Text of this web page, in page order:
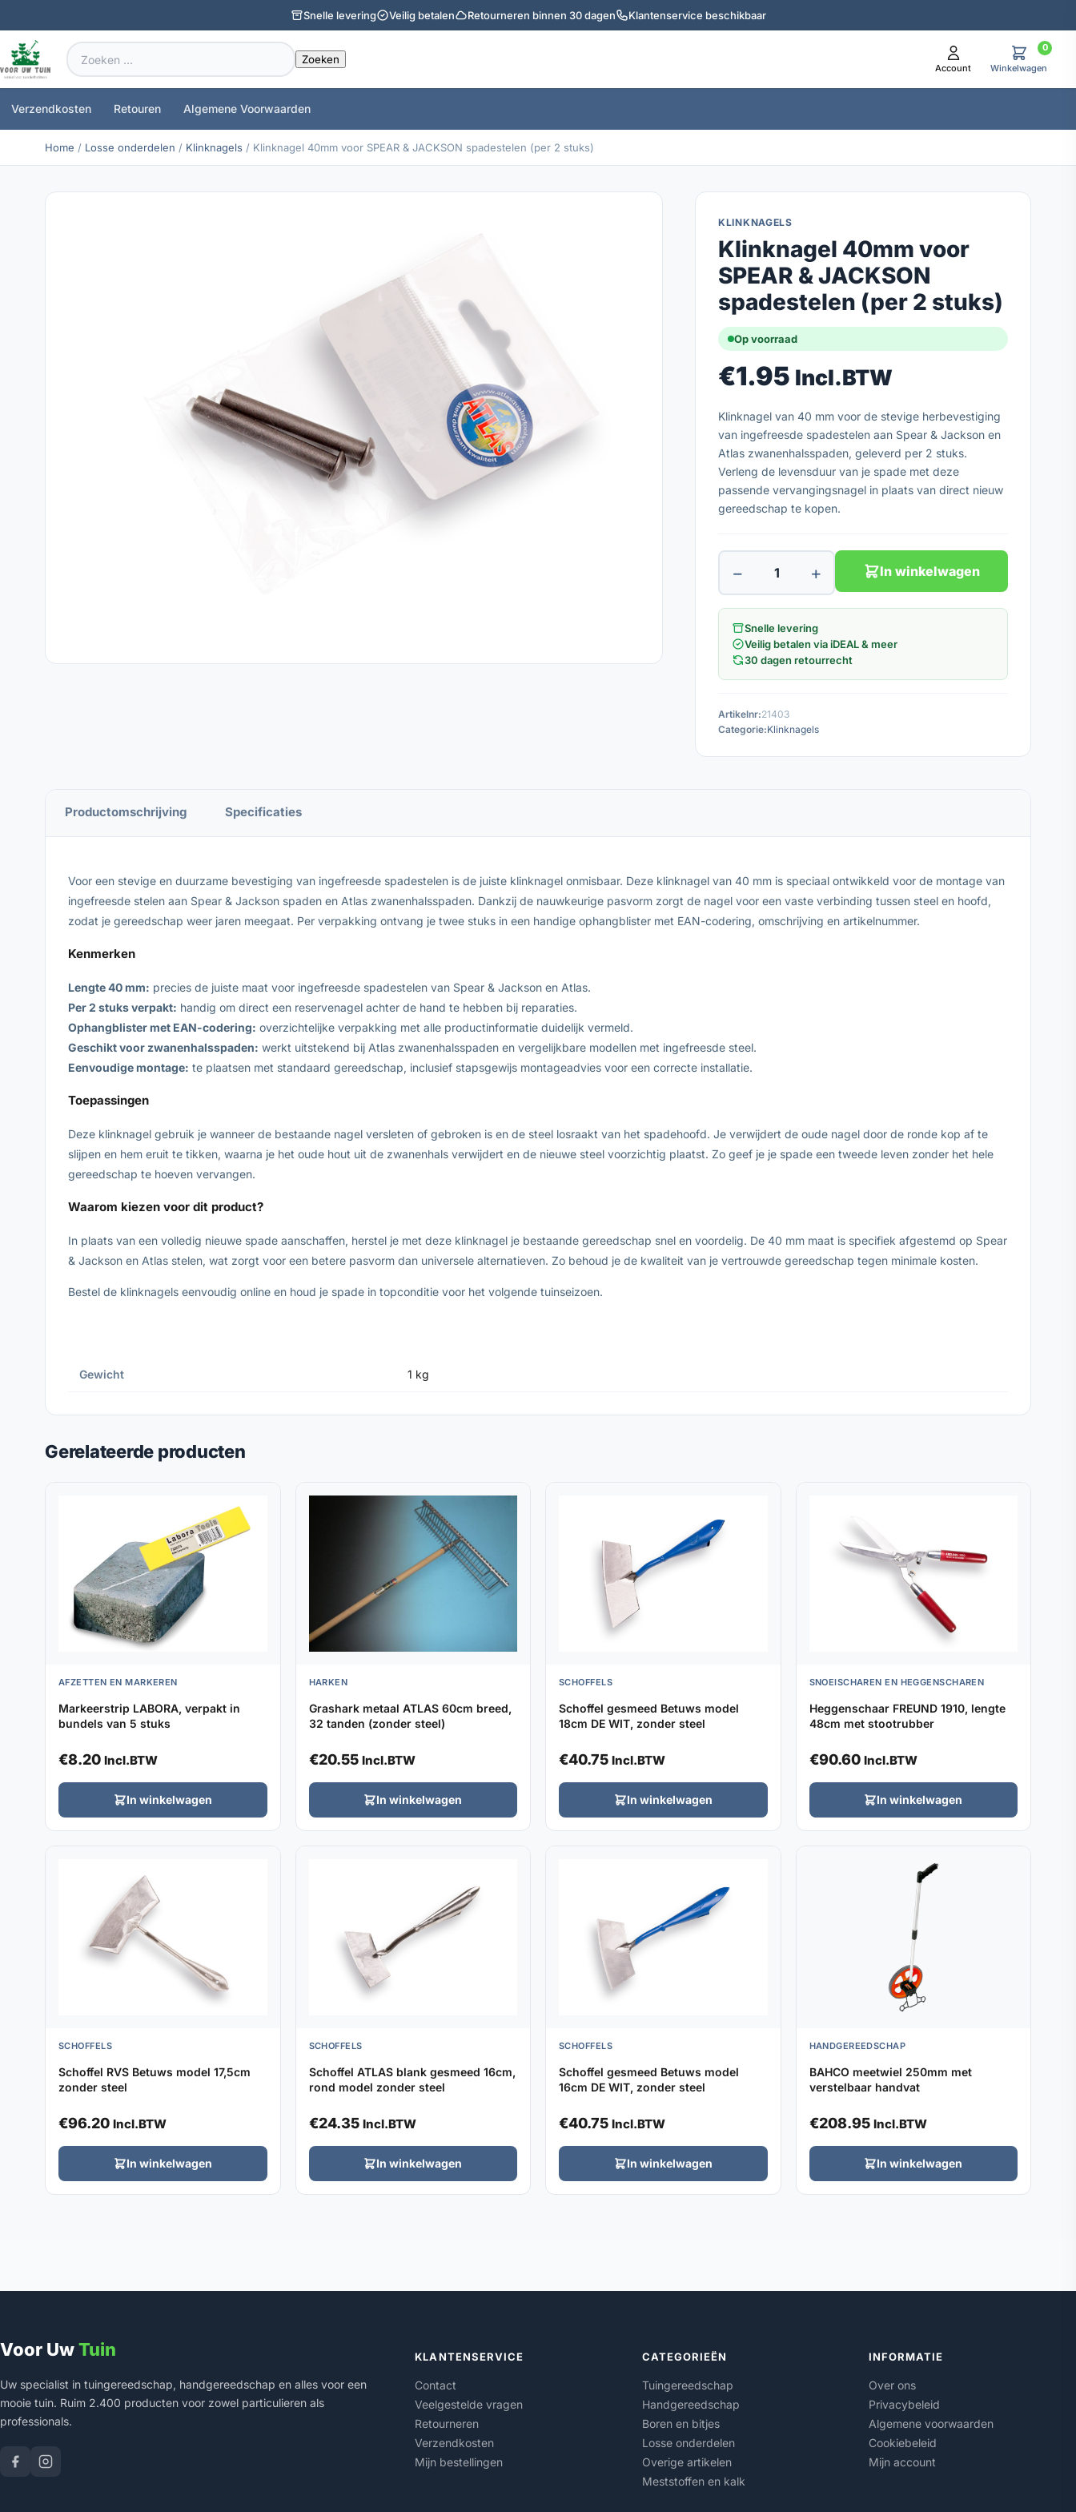
Snelle levering Veilig betalen Retourneren binnen 30 dagen Klantenservice beschikbaar
Zoeken
naar:
Account
0
Winkelwagen
Verzendkosten Retouren Algemene Voorwaarden
Home / Losse onderdelen / Klinknagels / Klinknagel 40mm voor SPEAR & JACKSON spadestelen (per 2 stuks)
KLINKNAGELS
Klinknagel 40mm voor
SPEAR & JACKSON
spadestelen (per 2 stuks)
Op voorraad
€1.95 Incl.BTW
Klinknagel van 40 mm voor de stevige herbevestiging
van ingefreesde spadestelen aan Spear & Jackson en
Atlas zwanenhalsspaden, geleverd per 2 stuks.
Verleng de levensduur van je spade met deze
passende vervangingsnagel in plaats van direct nieuw
gereedschap te kopen.
− + In winkelwagen
Snelle levering
Veilig betalen via iDEAL & meer
30 dagen retourrecht
Artikelnr:21403
Categorie:Klinknagels
Productomschrijving Specificaties
Voor een stevige en duurzame bevestiging van ingefreesde spadestelen is de juiste klinknagel onmisbaar. Deze klinknagel van 40 mm is speciaal ontwikkeld voor de montage van
ingefreesde stelen aan Spear & Jackson spaden en Atlas zwanenhalsspaden. Dankzij de nauwkeurige pasvorm zorgt de nagel voor een vaste verbinding tussen steel en hoofd,
zodat je gereedschap weer jaren meegaat. Per verpakking ontvang je twee stuks in een handige ophangblister met EAN-codering, omschrijving en artikelnummer.
Kenmerken
Lengte 40 mm: precies de juiste maat voor ingefreesde spadestelen van Spear & Jackson en Atlas.
Per 2 stuks verpakt: handig om direct een reservenagel achter de hand te hebben bij reparaties.
Ophangblister met EAN-codering: overzichtelijke verpakking met alle productinformatie duidelijk vermeld.
Geschikt voor zwanenhalsspaden: werkt uitstekend bij Atlas zwanenhalsspaden en vergelijkbare modellen met ingefreesde steel.
Eenvoudige montage: te plaatsen met standaard gereedschap, inclusief stapsgewijs montageadvies voor een correcte installatie.
Toepassingen
Deze klinknagel gebruik je wanneer de bestaande nagel versleten of gebroken is en de steel losraakt van het spadehoofd. Je verwijdert de oude nagel door de ronde kop af te
slijpen en hem eruit te tikken, waarna je het oude hout uit de zwanenhals verwijdert en de nieuwe steel voorzichtig plaatst. Zo geef je je spade een tweede leven zonder het hele
gereedschap te hoeven vervangen.
Waarom kiezen voor dit product?
In plaats van een volledig nieuwe spade aanschaffen, herstel je met deze klinknagel je bestaande gereedschap snel en voordelig. De 40 mm maat is specifiek afgestemd op Spear
& Jackson en Atlas stelen, wat zorgt voor een betere pasvorm dan universele alternatieven. Zo behoud je de kwaliteit van je vertrouwde gereedschap tegen minimale kosten.
Bestel de klinknagels eenvoudig online en houd je spade in topconditie voor het volgende tuinseizoen.
Gewicht 1 kg
Gerelateerde producten
AFZETTEN EN MARKEREN
Markeerstrip LABORA, verpakt in
bundels van 5 stuks
€8.20 Incl.BTW
In winkelwagen
HARKEN
Grashark metaal ATLAS 60cm breed,
32 tanden (zonder steel)
€20.55 Incl.BTW
In winkelwagen
SCHOFFELS
Schoffel gesmeed Betuws model
18cm DE WIT, zonder steel
€40.75 Incl.BTW
In winkelwagen
SNOEISCHAREN EN HEGGENSCHAREN
Heggenschaar FREUND 1910, lengte
48cm met stootrubber
€90.60 Incl.BTW
In winkelwagen
SCHOFFELS
Schoffel RVS Betuws model 17,5cm
zonder steel
€96.20 Incl.BTW
In winkelwagen
SCHOFFELS
Schoffel ATLAS blank gesmeed 16cm,
rond model zonder steel
€24.35 Incl.BTW
In winkelwagen
SCHOFFELS
Schoffel gesmeed Betuws model
16cm DE WIT, zonder steel
€40.75 Incl.BTW
In winkelwagen
HANDGEREEDSCHAP
BAHCO meetwiel 250mm met
verstelbaar handvat
€208.95 Incl.BTW
In winkelwagen
Voor UwTuin
Uw specialist in tuingereedschap, handgereedschap en alles voor een
mooie tuin. Ruim 2.400 producten voor zowel particulieren als
professionals.
KLANTENSERVICE
Contact
Veelgestelde vragen
Retourneren
Verzendkosten
Mijn bestellingen
CATEGORIEËN
Tuingereedschap
Handgereedschap
Boren en bitjes
Losse onderdelen
Overige artikelen
Meststoffen en kalk
INFORMATIE
Over ons
Privacybeleid
Algemene voorwaarden
Cookiebeleid
Mijn account